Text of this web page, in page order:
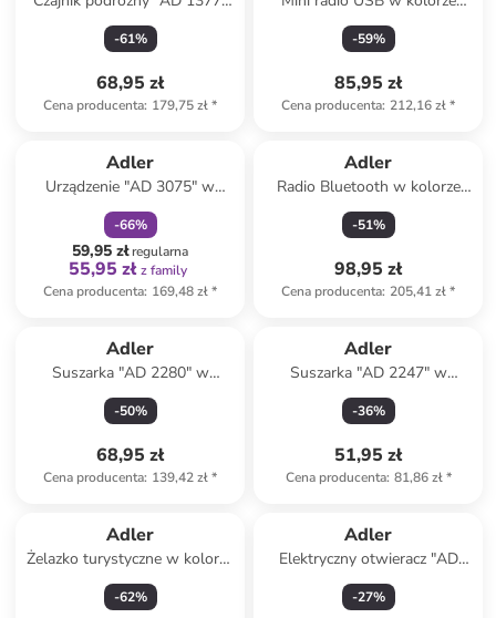
w kolorze białym - 600 ml
-61%
68,95 zł
Cena producenta: 179,75 zł*
czarnym
-59%
85,95 zł
Cena producenta: 212,16 zł*
Adler
Urządzenie "AD 3075" w
kolorze białym do donutów
-66%
59,95 złregularna
55,95 zł z family
Cena producenta: 169,48 zł*
Adler
Radio Bluetooth w kolorze
czarnym
-51%
98,95 zł
Cena producenta: 205,41 zł*
Adler
Suszarka "AD 2280" w
kolorze granatowym
-50%
68,95 zł
Cena producenta: 139,42 zł*
Adler
Suszarka "AD 2247" w
kolorze fioletowym do
włosów
-36%
51,95 zł
Cena producenta: 81,86 zł*
Adler
Żelazko turystyczne w kolorze
biało-niebieskim
-62%
Adler
Elektryczny otwieracz "AD
4509" w kolorze czarnym do
wina
-27%